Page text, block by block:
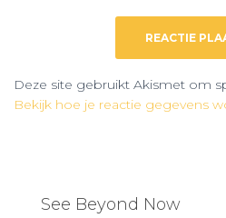
Deze site gebruikt Akismet om
Bekijk hoe je reactie gegevens
See Beyond Now